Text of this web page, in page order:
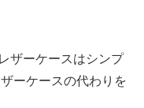
ザーケースはシンプ
ーケースの代わりを